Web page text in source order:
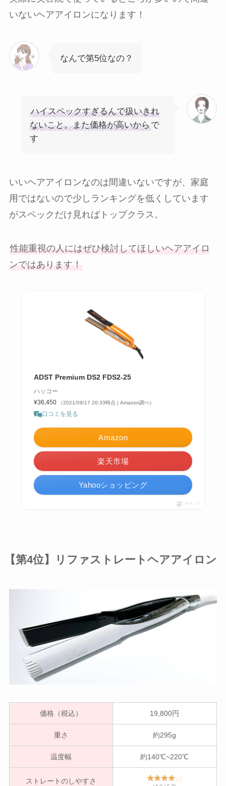
いないヘアアイロンになります！
なんで第5位なの？
ハイスペックすぎるんで扱いきれ
ないこと。また価格が高いからで
す
いいヘアアイロンなのは間違いないですが、家庭
用ではないので少しランキングを低くしています
がスペックだけ見ればトップクラス。
性能重視の人にはぜひ検討してほしいヘアアイロ
ンではあります！
ADST Premium DS2 FDS2-25
ハッコー
¥36,450
（2021/09/17 20:33時点 | Amazon調べ）
口コミを見る
Amazon
楽天市場
Yahooショッピング
ポチップ
【第4位】リファストレートヘアアイロン
価格（税込） 19,800円
重さ 約295g
温度幅 約140℃~220℃
ストレートのしやすさ